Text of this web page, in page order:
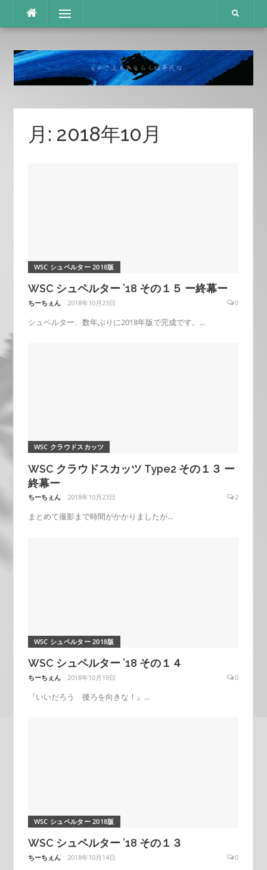
テ
メニュー
月: 2018年10月
WSC シュペルター 2018版
WSC シュペルター ’18 その１５ ー終幕ー
ちーちぇん 2018年10月23日 0
シュペルター、数年ぶりに2018年版で完成です。...
WSC クラウドスカッツ
WSC クラウドスカッツ Type2 その１３ ー
終幕ー
ちーちぇん 2018年10月23日 2
まとめて撮影まで時間がかかりましたが...
WSC シュペルター 2018版
WSC シュペルター ’18 その１４
ちーちぇん 2018年10月19日 0
『いいだろう 後ろを向きな！』...
WSC シュペルター 2018版
WSC シュペルター ’18 その１３
ちーちぇん 2018年10月14日 0